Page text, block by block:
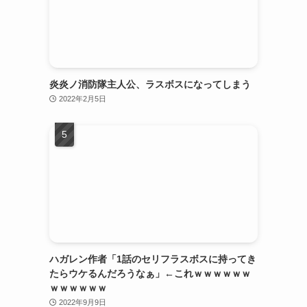
炎炎ノ消防隊主人公、ラスボスになってしまう
2022年2月5日
ハガレン作者「1話のセリフラスボスに持ってき
たらウケるんだろうなぁ」←これｗｗｗｗｗｗ
ｗｗｗｗｗｗ
2022年9月9日